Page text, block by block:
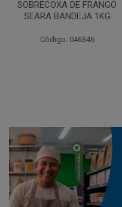
SOBRECOXA DE FRANGO
SEARA BANDEJA 1KG
Código: 046346